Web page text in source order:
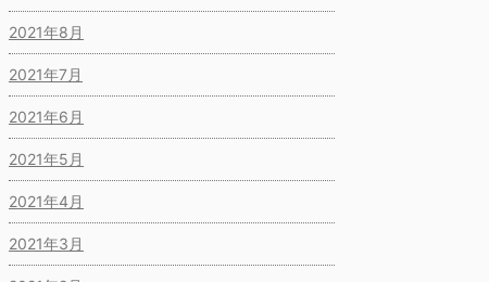
2021年8月
2021年7月
2021年6月
2021年5月
2021年4月
2021年3月